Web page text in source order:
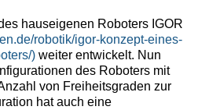
hauseigenen Roboters IGOR
robotik/igor-konzept-eines-
)weiter entwickelt. Nun
des Roboters mit
von Freiheitsgraden zur
hat auch eine